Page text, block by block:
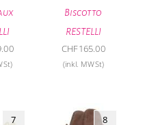
Biscotto
RESTELLI
CHF165.00
(inkl. MWSt)
7 8